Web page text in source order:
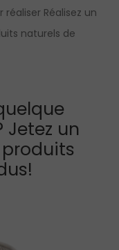
Réalisez un
naturels de
Jetez un